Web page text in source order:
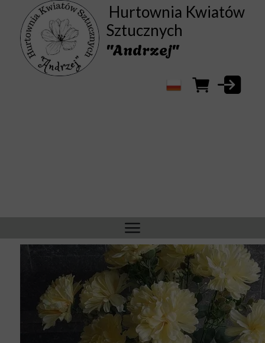
Hurtownia Kwiatów
Sztucznych
"Andrzej"